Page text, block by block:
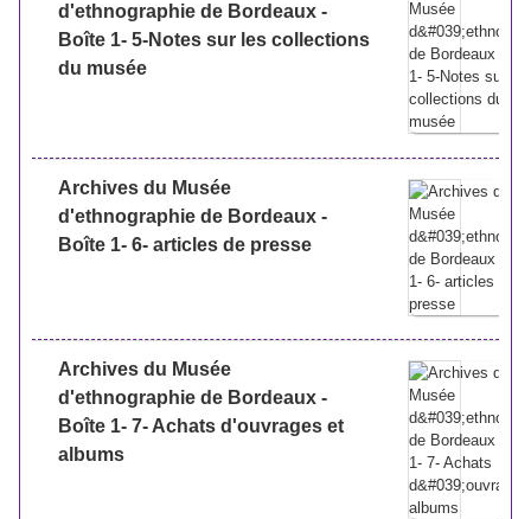
d'ethnographie de Bordeaux -
Boîte 1- 5-Notes sur les collections
du musée
Archives du Musée
d'ethnographie de Bordeaux -
Boîte 1- 6- articles de presse
Archives du Musée
d'ethnographie de Bordeaux -
Boîte 1- 7- Achats d'ouvrages et
albums